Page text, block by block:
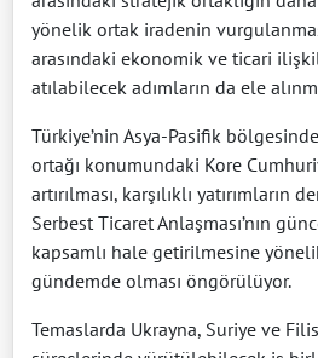
yönelik ortak iradenin
arasındaki ekonomik ve ticari
atılabilecek adımların da ele
Türkiye’nin Asya-Pasifik
ortağı konumundaki Kore
artırılması, karşılıklı yatırımların
Serbest Ticaret Anlaşması’nın
kapsamlı hale getirilmesine
gündemde olması öngörülüyor.
Temaslarda Ukrayna, Suriye ve